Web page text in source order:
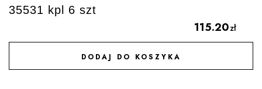
35531 kpl 6 szt
115.20zł
DODAJ DO KOSZYKA
DODAJ DO ULUBIONYCH